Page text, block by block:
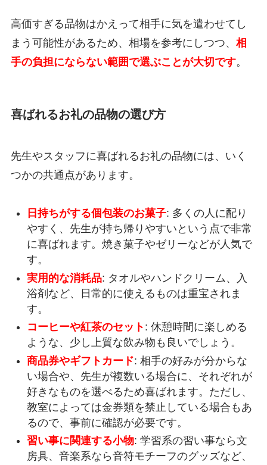
高価すぎる品物はかえって相手に気を遣わせてし
まう可能性があるため、相場を参考にしつつ、 相
手の負担にならない範囲で選ぶことが大切です。
喜ばれるお礼の品物の選び方
先生やスタッフに喜ばれるお礼の品物には、いく
つかの共通点があります。
日持ちがする個包装のお菓子: 多くの人に配り
やすく、先生が持ち帰りやすいという点で非常
に喜ばれます。焼き菓子やゼリーなどが人気で
す。
実用的な消耗品: タオルやハンドクリーム、入
浴剤など、日常的に使えるものは重宝されま
す。
コーヒーや紅茶のセット : 休憩時間に楽しめる
ような、少し上質な飲み物も良いでしょう。
商品券やギフトカード: 相手の好みが分からな
い場合や、先生が複数いる場合に、それぞれが
好きなものを選べるため喜ばれます。ただし、
教室によっては金券類を禁止している場合もあ
るので、事前に確認が必要です。
習い事に関連する小物: 学習系の習い事なら文
房具、音楽系なら音符モチーフのグッズなど、